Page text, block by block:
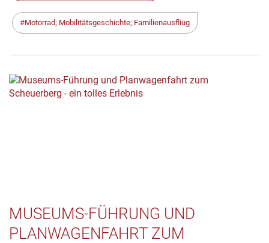
Motorrad; Mobilitätsgeschichte; Familienausfliug
MUSEUMS-FÜHRUNG UND
PLANWAGENFAHRT ZUM